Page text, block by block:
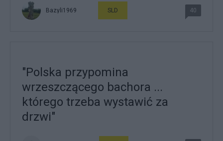
Bazyli1969 SLD 40
"Polska przypomina
wrzeszczącego bachora ...
którego trzeba wystawić za
drzwi"